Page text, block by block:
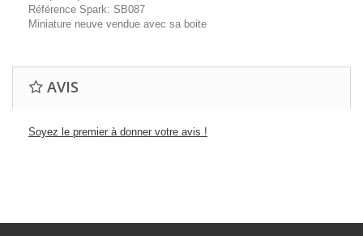
Référence Spark: SB087
Miniature neuve vendue avec sa boite
AVIS
Soyez le premier à donner votre avis !